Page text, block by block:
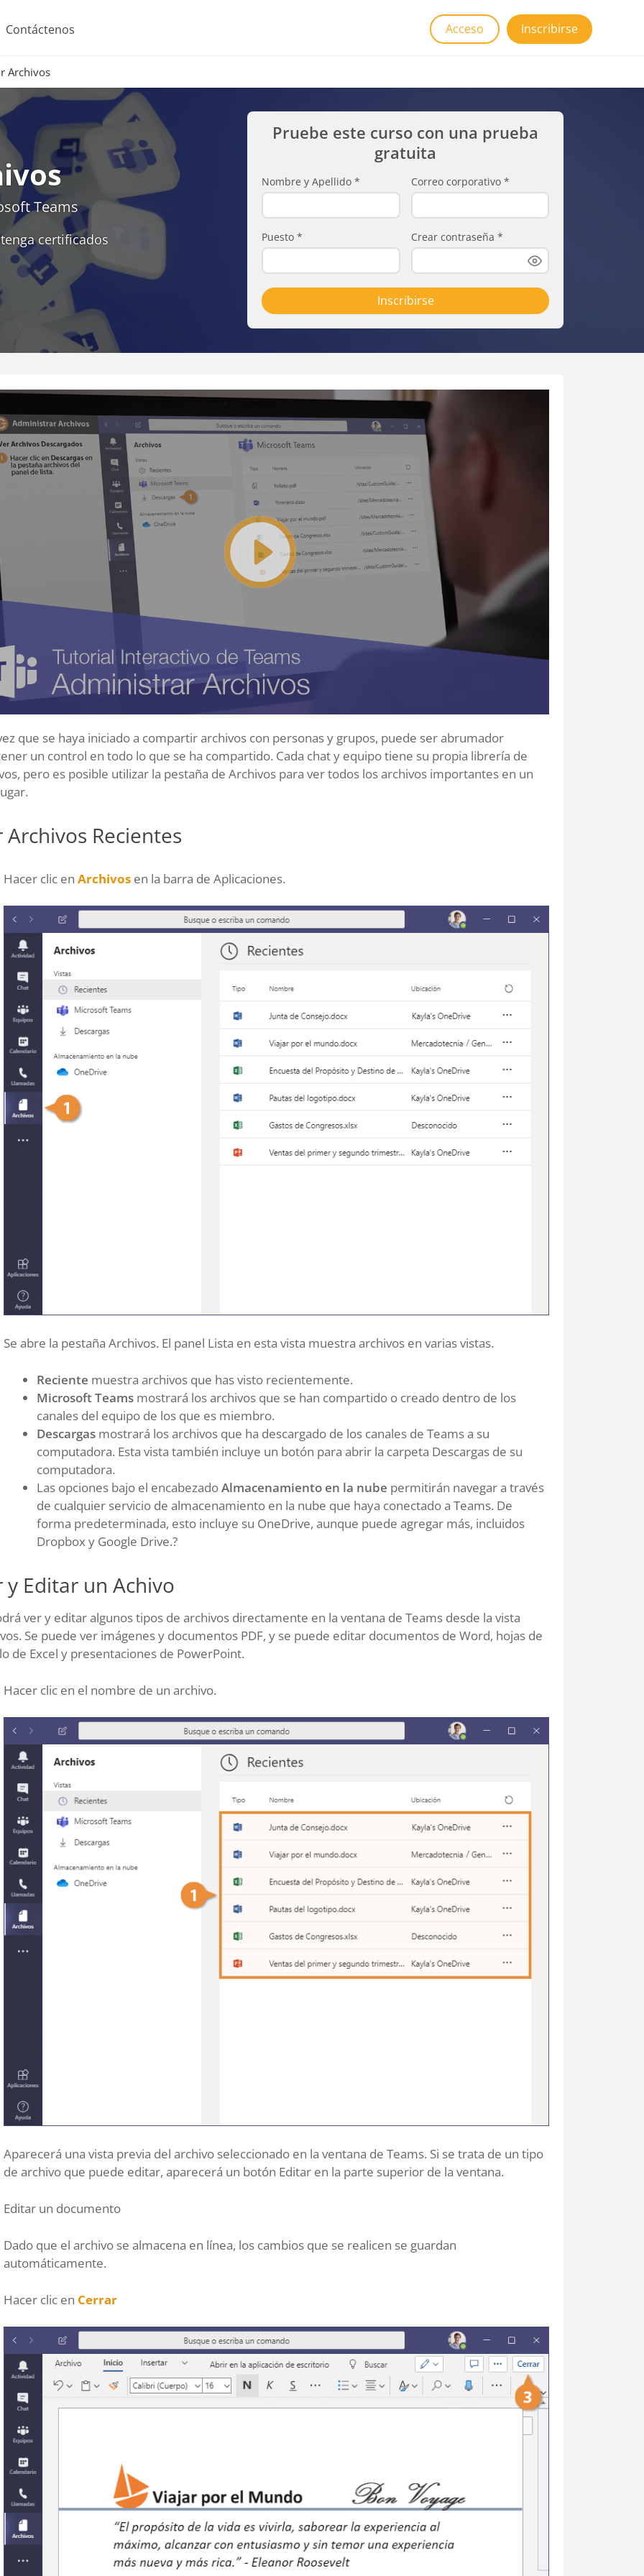
Contáctenos Acceso Inscribirse
Archivos
Teams
certificados
Pruebe este curso con una prueba
gratuita
Nombre y Apellido * Correo corporativo *
Puesto * Crear contraseña *
Inscribirse
que se haya iniciado a compartir archivos con personas y grupos, puede ser abrumador
un control en todo lo que se ha compartido. Cada chat y equipo tiene su propia librería de
pero es posible utilizar la pestaña de Archivos para ver todos los archivos importantes en un
Archivos Recientes
Hacer clic en Archivos en la barra de Aplicaciones.
Se abre la pestaña Archivos. El panel Lista en esta vista muestra archivos en varias vistas.
Reciente muestra archivos que has visto recientemente.
Microsoft Teams mostrará los archivos que se han compartido o creado dentro de los
canales del equipo de los que es miembro.
Descargas mostrará los archivos que ha descargado de los canales de Teams a su
computadora. Esta vista también incluye un botón para abrir la carpeta Descargas de su
computadora.
Las opciones bajo el encabezadoAlmacenamiento en la nube permitirán navegar a través
de cualquier servicio de almacenamiento en la nube que haya conectado a Teams. De
forma predeterminada, esto incluye su OneDrive, aunque puede agregar más, incluidos
Dropbox y Google Drive.?
y Editar un Achivo
ver y editar algunos tipos de archivos directamente en la ventana de Teams desde la vista
Se puede ver imágenes y documentos PDF, y se puede editar documentos de Word, hojas de
de Excel y presentaciones de PowerPoint.
Hacer clic en el nombre de un archivo.
Aparecerá una vista previa del archivo seleccionado en la ventana de Teams. Si se trata de un tipo
de archivo que puede editar, aparecerá un botón Editar en la parte superior de la ventana.
Editar un documento
Dado que el archivo se almacena en línea, los cambios que se realicen se guardan
automáticamente.
Hacer clic en Cerrar